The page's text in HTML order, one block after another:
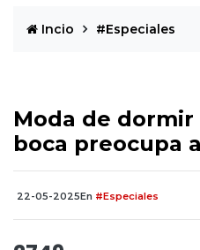
Incio #Especiales
Moda de
boca preocupa
22-05-2025En #Especiales